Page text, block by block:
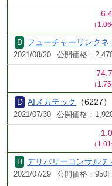
（1.06
フューチャーリンクネ
2021/08/20 公開価格：
（1.75
AIメカテック （6227）
2021/07/30 公開価格：
（1.01
デリバリーコンサルテ
2021/07/29 公開価格：950